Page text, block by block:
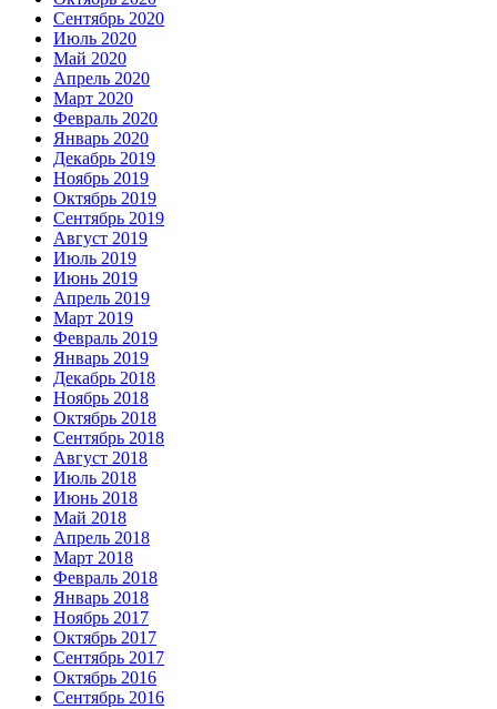
Сентябрь 2020
Июль 2020
Май 2020
Апрель 2020
Март 2020
Февраль 2020
Январь 2020
Декабрь 2019
Ноябрь 2019
Октябрь 2019
Сентябрь 2019
Август 2019
Июль 2019
Июнь 2019
Апрель 2019
Март 2019
Февраль 2019
Январь 2019
Декабрь 2018
Ноябрь 2018
Октябрь 2018
Сентябрь 2018
Август 2018
Июль 2018
Июнь 2018
Май 2018
Апрель 2018
Март 2018
Февраль 2018
Январь 2018
Ноябрь 2017
Октябрь 2017
Сентябрь 2017
Октябрь 2016
Сентябрь 2016